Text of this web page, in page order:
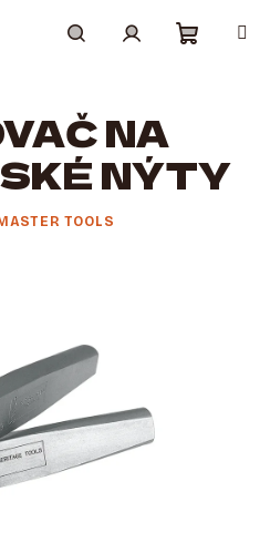
NA
NÝTY
TOOLS